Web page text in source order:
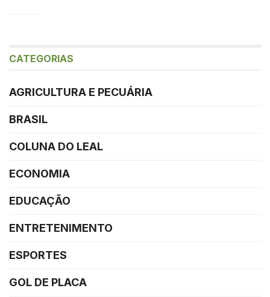
CATEGORIAS
AGRICULTURA E PECUÁRIA
BRASIL
COLUNA DO LEAL
ECONOMIA
EDUCAÇÃO
ENTRETENIMENTO
ESPORTES
GOL DE PLACA